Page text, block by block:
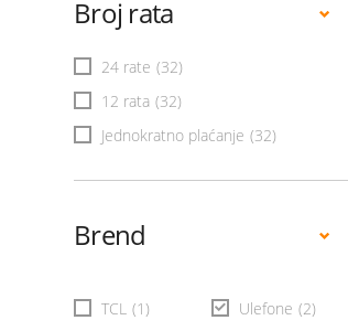
Broj rata
24 rate (32)
12 rata (32)
Jednokratno plaćanje (32)
Brend
TCL (1) Ulefone (2)